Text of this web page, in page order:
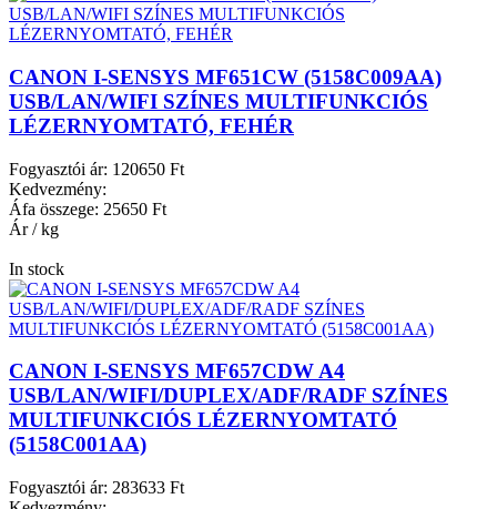
CANON I-SENSYS MF651CW (5158C009AA)
USB/LAN/WIFI SZÍNES MULTIFUNKCIÓS
LÉZERNYOMTATÓ, FEHÉR
Fogyasztói ár: 120650 Ft
Kedvezmény:
Áfa összege: 25650 Ft
Ár / kg
In stock
CANON I-SENSYS MF657CDW A4
USB/LAN/WIFI/DUPLEX/ADF/RADF SZÍNES
MULTIFUNKCIÓS LÉZERNYOMTATÓ
(5158C001AA)
Fogyasztói ár: 283633 Ft